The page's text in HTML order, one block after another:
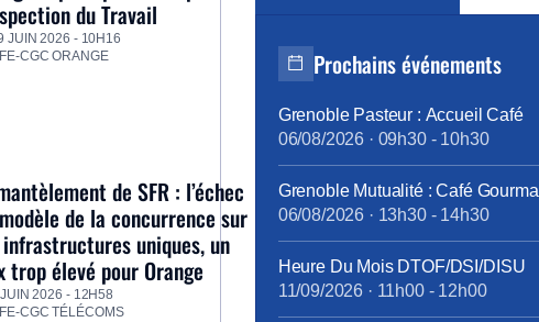
du Travail
JUIN 2026 - 10H16
CGC ORANGE
de SFR : l’échec
de la concurrence sur
uniques, un
trop élevé pour Orange
2026 - 12H58
CGC TÉLÉCOMS
Prochains événements
Grenoble Pasteur : Accueil Café
06/08/2026 · 09h30- 10h30
Grenoble Mutualité : Café
06/08/2026 · 13h30- 14h30
Heure Du Mois DTOF/DSI/DISU
11/09/2026 · 11h00- 12h00